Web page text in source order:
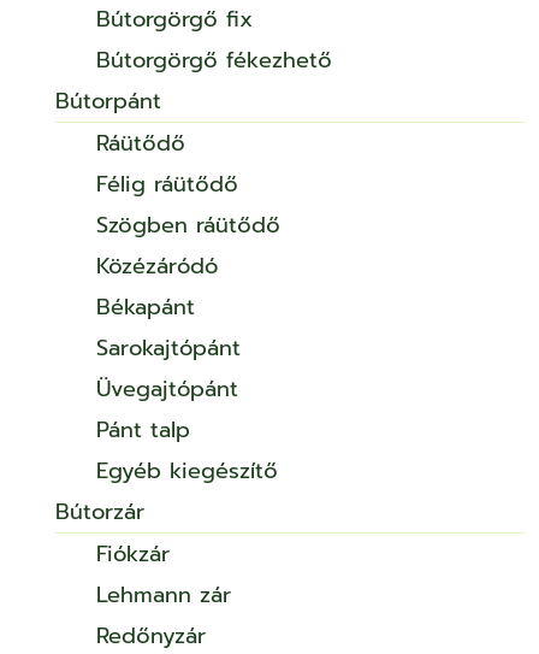
Bútorgörgő fix
Bútorgörgő fékezhető
Bútorpánt
Ráütődő
Félig ráütődő
Szögben ráütődő
Közézáródó
Békapánt
Sarokajtópánt
Üvegajtópánt
Pánt talp
Egyéb kiegészítő
Bútorzár
Fiókzár
Lehmann zár
Redőnyzár